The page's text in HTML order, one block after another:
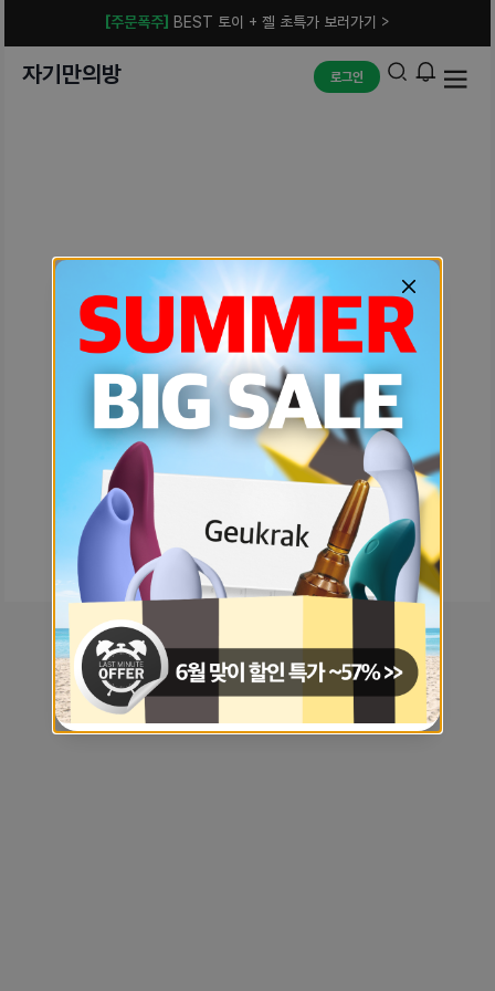
[주문폭주] BEST 토이 + 젤 초특가 보러가기 >
자기만의방 로그인
예상치 못한 에러입니다.